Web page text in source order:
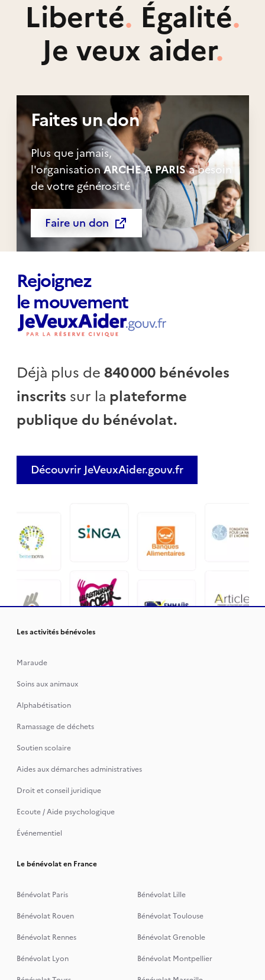
Liberté. Égalité.
Je veux aider.
Faites un don
Plus que jamais,
l'organisationARCHE A PARISa besoin
de votre générosité
Faire un don
Rejoignez
le mouvement
Déjà plus de840 000 bénévoles
inscrits sur la plateforme
publique du bénévolat.
Découvrir JeVeuxAider.gouv.fr
Les activités bénévoles
Maraude
Soins aux animaux
Alphabétisation
Ramassage de déchets
Soutien scolaire
Aides aux démarches administratives
Droit et conseil juridique
Ecoute / Aide psychologique
Événementiel
Le bénévolat en France
Bénévolat Paris
Bénévolat Lille
Bénévolat Rouen
Bénévolat Toulouse
Bénévolat Rennes
Bénévolat Grenoble
Bénévolat Lyon
Bénévolat Montpellier